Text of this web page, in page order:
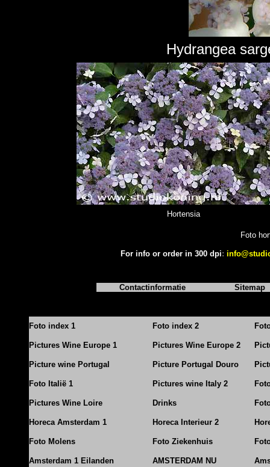
Hydrangea
Hortensia
Foto
For info or order in 300 dpi:
Contactinformatie Sitemap
Foto index 1 Foto index 2
Pictures Wine Europe 1 Pictures Wine Europe 2
Picture wine Portugal Picture Portugal Douro
Foto Italië 1 Pictures wine Italy 2
Pictures Wine Loire Drinks
Horeca Amsterdam 1 Horeca Interieur 2
Foto Molens Foto Ziekenhuis
Amsterdam 1 Eilanden AMSTERDAM NU